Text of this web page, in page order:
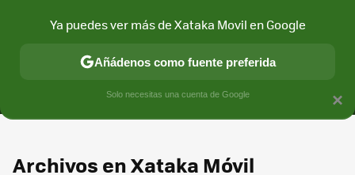
MÓVIL Y SOCIEDAD APLICACIONES
Archivos en Xataka Móvil
×
Ya puedes ver más de Xataka Movil en Google
Añádenos como fuente preferida
Solo necesitas una cuenta de Google